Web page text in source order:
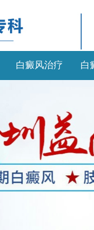
白癜风治疗 白